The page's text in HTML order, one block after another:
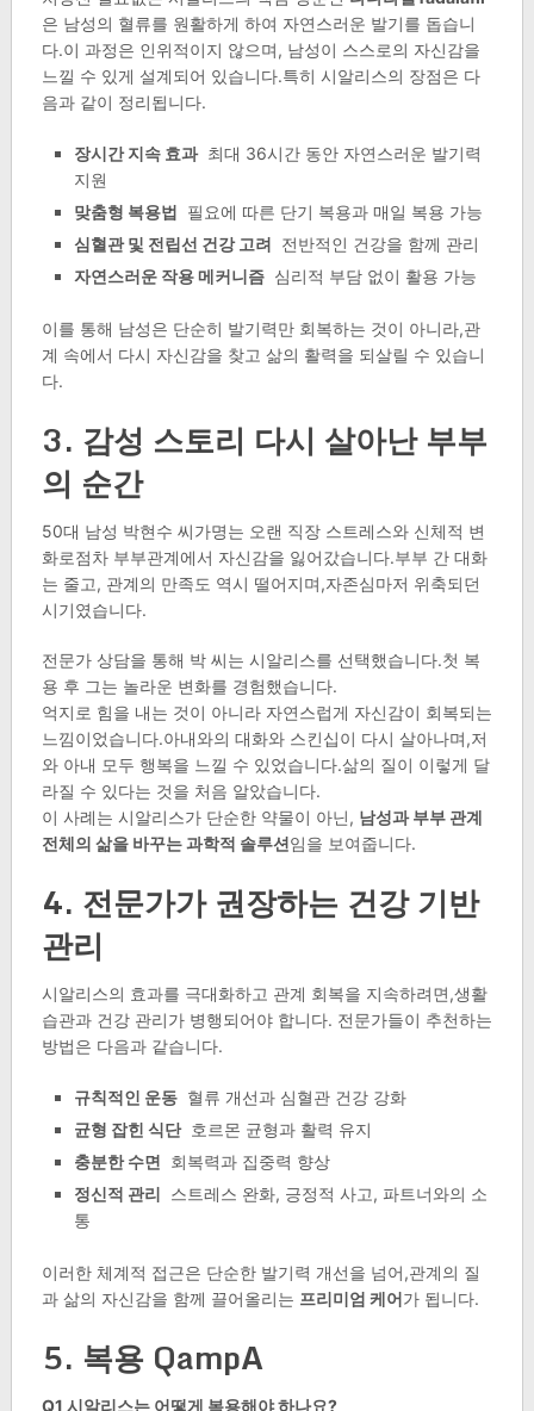
은 남성의 혈류를 원활하게 하여 자연스러운 발기를 돕습니
다.이 과정은 인위적이지 않으며, 남성이 스스로의 자신감을
느낄 수 있게 설계되어 있습니다.특히 시알리스의 장점은 다
음과 같이 정리됩니다.
장시간 지속 효과최대 36시간 동안 자연스러운 발기력
지원
맞춤형 복용법 필요에 따른 단기 복용과 매일 복용 가능
심혈관 및 전립선 건강 고려 전반적인 건강을 함께 관리
자연스러운 작용 메커니즘심리적 부담 없이 활용 가능
이를 통해 남성은 단순히 발기력만 회복하는 것이 아니라,관
계 속에서 다시 자신감을 찾고 삶의 활력을 되살릴 수 있습니
다.
3. 감성 스토리 다시 살아난 부부
의 순간
50대 남성 박현수 씨가명는 오랜 직장 스트레스와 신체적 변
화로점차 부부관계에서 자신감을 잃어갔습니다.부부 간 대화
는 줄고, 관계의 만족도 역시 떨어지며,자존심마저 위축되던
시기였습니다.
전문가 상담을 통해 박 씨는 시알리스를 선택했습니다.첫 복
용 후 그는 놀라운 변화를 경험했습니다.
억지로 힘을 내는 것이 아니라 자연스럽게 자신감이 회복되는
느낌이었습니다.아내와의 대화와 스킨십이 다시 살아나며,저
와 아내 모두 행복을 느낄 수 있었습니다.삶의 질이 이렇게 달
라질 수 있다는 것을 처음 알았습니다.
이 사례는 시알리스가 단순한 약물이 아닌, 남성과 부부 관계
전체의 삶을 바꾸는 과학적 솔루션임을 보여줍니다.
4. 전문가가 권장하는 건강 기반
관리
시알리스의 효과를 극대화하고 관계 회복을 지속하려면,생활
습관과 건강 관리가 병행되어야 합니다. 전문가들이 추천하는
방법은 다음과 같습니다.
규칙적인 운동혈류 개선과 심혈관 건강 강화
균형 잡힌 식단호르몬 균형과 활력 유지
충분한 수면 회복력과 집중력 향상
정신적 관리 스트레스 완화, 긍정적 사고, 파트너와의 소
통
이러한 체계적 접근은 단순한 발기력 개선을 넘어,관계의 질
과 삶의 자신감을 함께 끌어올리는 프리미엄 케어가 됩니다.
5. 복용 QampA
Q1 시알리스는 어떻게 복용해야 하나요?